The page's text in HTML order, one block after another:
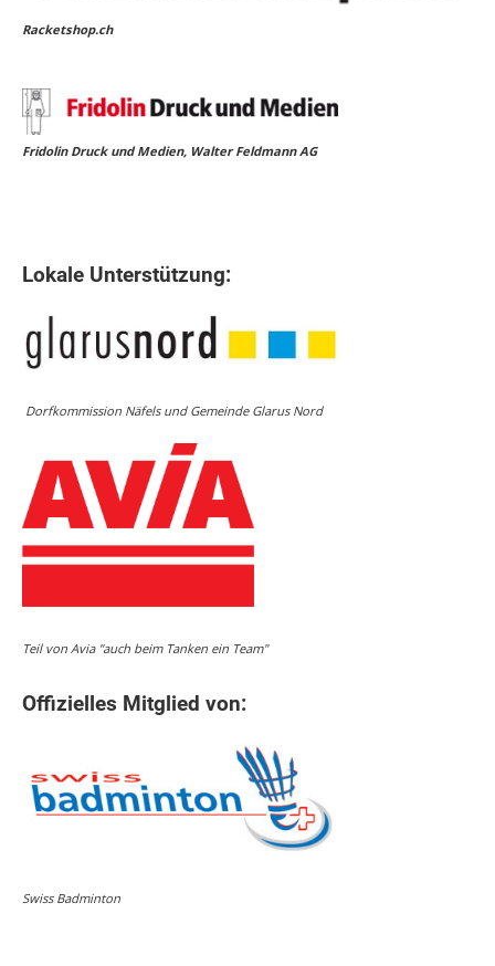
Racketshop.ch
Fridolin Druck und Medien, Walter Feldmann AG
Lokale Unterstützung:
Dorfkommission Näfels und Gemeinde Glarus Nord
Teil von Avia "auch beim Tanken ein Team"
Offizielles Mitglied von:
Swiss Badminton